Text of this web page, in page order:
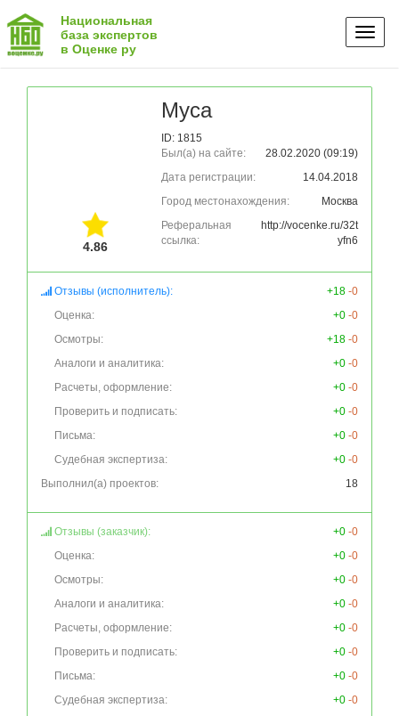
Национальная
база экспертов
в Оценке ру
4.86
Муса
ID: 1815
Был(а) на сайте:
28.02.2020 (09:19)
Дата регистрации:
14.04.2018
Город местонахождения:
Москва
Реферальная
ссылка:
http://vocenke.ru/32t
yfn6
Отзывы (исполнитель): +18 -0
Оценка:
+0 -0
Осмотры:
+18 -0
Аналоги и аналитика:
+0 -0
Расчеты, оформление:
+0 -0
Проверить и подписать:
+0 -0
Письма:
+0 -0
Судебная экспертиза:
+0 -0
Выполнил(а) проектов:
18
Отзывы (заказчик): +0 -0
Оценка:
+0 -0
Осмотры:
+0 -0
Аналоги и аналитика:
+0 -0
Расчеты, оформление:
+0 -0
Проверить и подписать:
+0 -0
Письма:
+0 -0
Судебная экспертиза:
+0 -0